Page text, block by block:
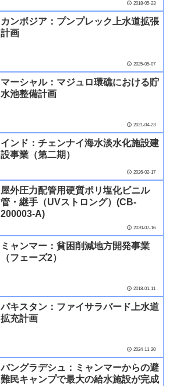
2018-05-23
カンボジア：プンプレック上水道拡張
計画
2025-05-07
マーシャル：マジュロ環礁における貯
水池整備計画
2021-04-23
インド：チェンナイ海水淡水化施設建
設事業（第二期）
2026-02-17
屋外圧力配管用硬質ポリ塩化ビニル
管・継手（UVストロング）(CB-
200003-A)
2020-07-16
ミャンマー：貧困削減地方開発事業
（フェーズ2）
2018-01-11
パキスタン：ファイサラバード上水道
拡充計画
2024-11-20
バングラデシュ：ミャンマーからの避
難民キャンプで最大の給水施設が完成